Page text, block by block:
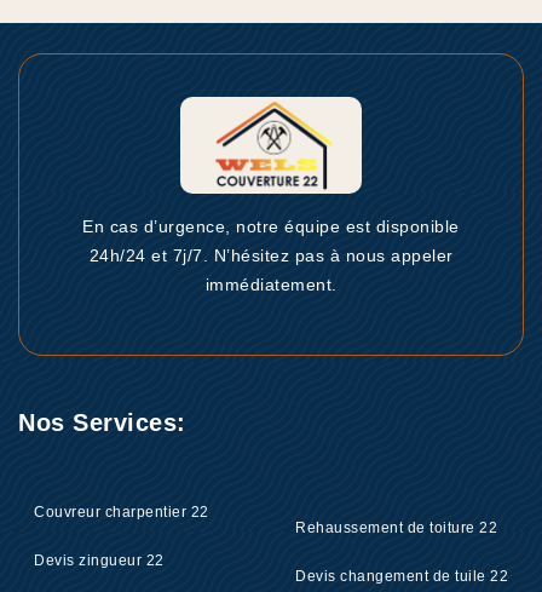
En cas d’urgence, notre équipe est disponible
24h/24 et 7j/7. N’hésitez pas à nous appeler
immédiatement.
Nos Services:
Couvreur charpentier 22
Devis zingueur 22
Rehaussement de toiture 22
Devis changement de tuile 22